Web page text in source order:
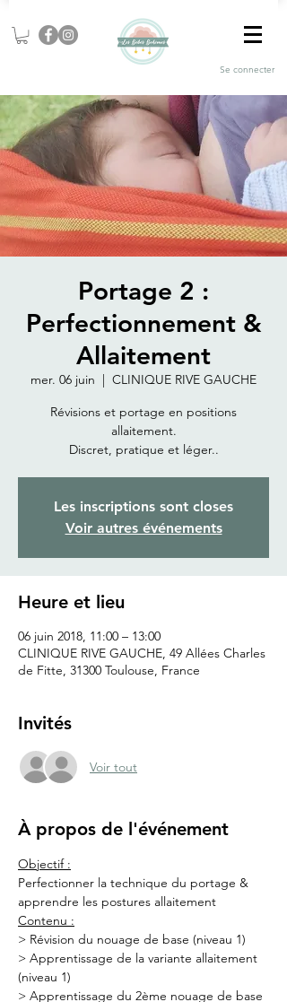
Se connecter
Portage 2 :
Perfectionnement &
Allaitement
mer. 06 juin
  |
CLINIQUE RIVE GAUCHE
Révisions et portage en positions
allaitement.
Discret, pratique et léger..
Les inscriptions sont closes
Voir autres événements
Heure et lieu
06 juin 2018, 11:00 – 13:00
CLINIQUE RIVE GAUCHE, 49 Allées Charles
de Fitte, 31300 Toulouse, France
Invités
Voir tout
À propos de l'événement
Objectif :
Perfectionner la technique du portage &
apprendre les postures allaitement
​Contenu :
> Révision du nouage de base (niveau 1)
> Apprentissage de la variante allaitement
(niveau 1)
> Apprentissage du 2ème nouage de base